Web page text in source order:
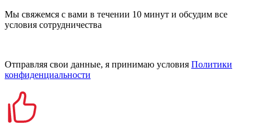
Мы свяжемся с вами в течении 10 минут и обсудим все
условия сотрудничества
Отправляя свои данные, я принимаю условия Политики
конфиденциальности